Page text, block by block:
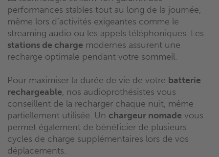
performances stables tout au long de la journée,
même lors d’activités exigeantes comme le
streaming audio ou les appels téléphoniques. Les
stations de charge modernes assurent une
recharge optimale pendant votre sommeil.
Pour maximiser la durée de vie de votre batterie
rechargeable, nos audioprothésistes vous
conseillent de la recharger chaque nuit, même
partiellement utilisée. Un chargeur nomade vous
permet également de bénéficier de plusieurs
cycles de charge supplémentaires lors de vos
déplacements.